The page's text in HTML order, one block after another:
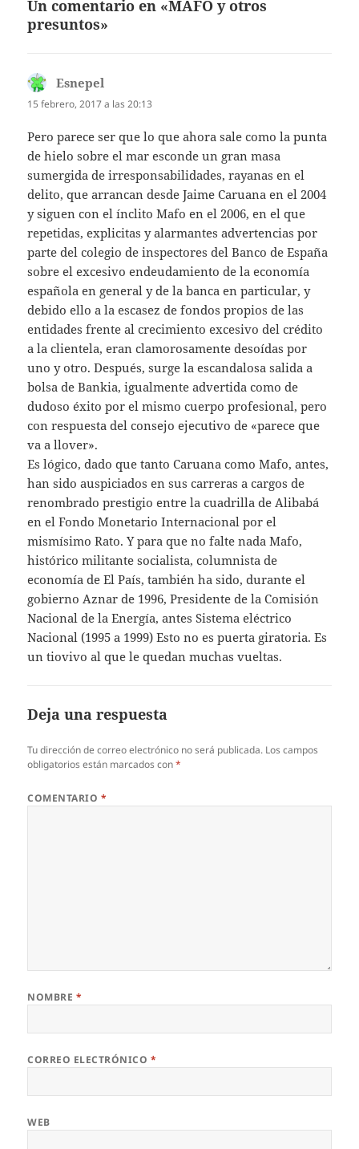
Un comentario en «MAFO y otros
presuntos»
Esnepel
15 febrero, 2017 a las 20:13
Pero parece ser que lo que ahora sale como la punta
de hielo sobre el mar esconde un gran masa
sumergida de irresponsabilidades, rayanas en el
delito, que arrancan desde Jaime Caruana en el 2004
y siguen con el ínclito Mafo en el 2006, en el que
repetidas, explicitas y alarmantes advertencias por
parte del colegio de inspectores del Banco de España
sobre el excesivo endeudamiento de la economía
española en general y de la banca en particular, y
debido ello a la escasez de fondos propios de las
entidades frente al crecimiento excesivo del crédito
a la clientela, eran clamorosamente desoídas por
uno y otro. Después, surge la escandalosa salida a
bolsa de Bankia, igualmente advertida como de
dudoso éxito por el mismo cuerpo profesional, pero
con respuesta del consejo ejecutivo de «parece que
va a llover».
Es lógico, dado que tanto Caruana como Mafo, antes,
han sido auspiciados en sus carreras a cargos de
renombrado prestigio entre la cuadrilla de Alibabá
en el Fondo Monetario Internacional por el
mismísimo Rato. Y para que no falte nada Mafo,
histórico militante socialista, columnista de
economía de El País, también ha sido, durante el
gobierno Aznar de 1996, Presidente de la Comisión
Nacional de la Energía, antes Sistema eléctrico
Nacional (1995 a 1999) Esto no es puerta giratoria. Es
un tiovivo al que le quedan muchas vueltas.
Deja una respuesta
Tu dirección de correo electrónico no será publicada. Los campos
obligatorios están marcados con*
COMENTARIO *
NOMBRE *
CORREO ELECTRÓNICO *
WEB